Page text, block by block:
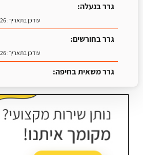
גרר בנעלה:
עודכן בתאריך:08/
גרר בחורשים:
עודכן בתאריך:08/
גרר משאית בחיפה:
עודכן בתאריך:25/